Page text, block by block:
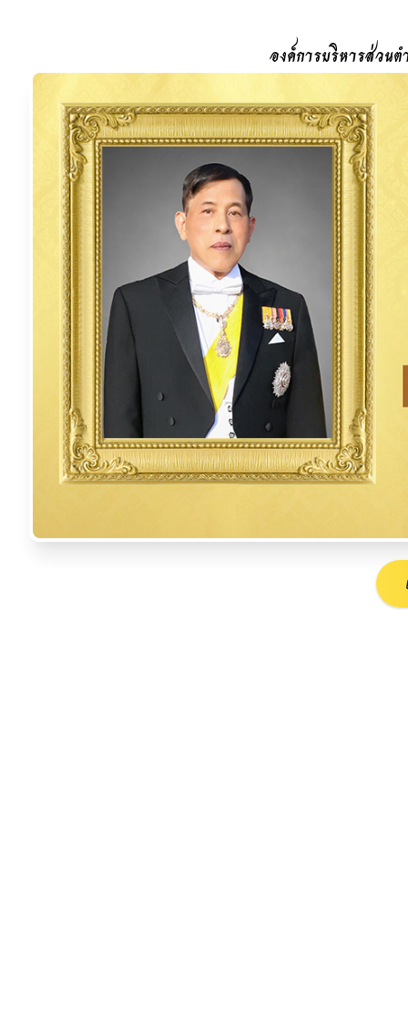
องค์การบริหารส่วน